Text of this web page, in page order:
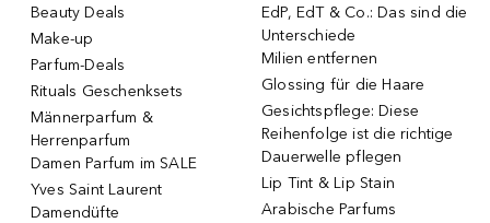
Beauty Deals
Make-up
Parfum-Deals
Rituals Geschenksets
Männerparfum &
Herrenparfum
Damen Parfum im SALE
Yves Saint Laurent
Damendüfte
EdP, EdT & Co.: Das sind die
Unterschiede
Milien entfernen
Glossing für die Haare
Gesichtspflege: Diese
Reihenfolge ist die richtige
Dauerwelle pflegen
Lip Tint & Lip Stain
Arabische Parfums